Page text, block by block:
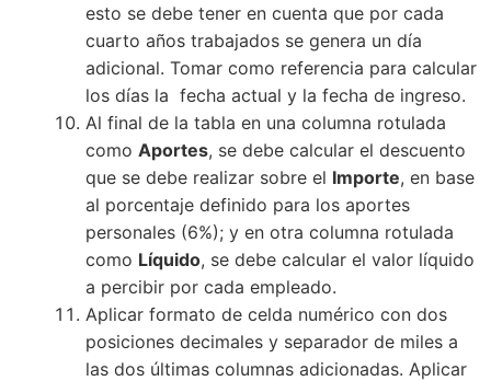
esto se debe tener en cuenta que por cada
cuarto años trabajados se genera un día
adicional. Tomar como referencia para calcular
los días la fecha actual y la fecha de ingreso.
Al final de la tabla en una columna rotulada
como Aportes, se debe calcular el descuento
que se debe realizar sobre el Importe, en base
al porcentaje definido para los aportes
personales (6%); y en otra columna rotulada
como Líquido, se debe calcular el valor líquido
a percibir por cada empleado.
Aplicar formato de celda numérico con dos
posiciones decimales y separador de miles a
las dos últimas columnas adicionadas. Aplicar